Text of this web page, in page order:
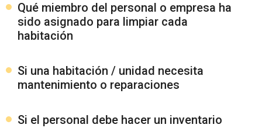
Qué miembro del personal o empresa ha
sido asignado para limpiar cada
habitación
Si una habitación / unidad necesita
mantenimiento o reparaciones
Si el personal debe hacer un inventario